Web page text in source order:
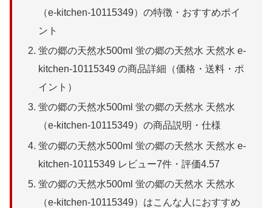
（e-kitchen-10115349）の特徴・おすすめポイ
ント
蛍の郷の天然水500ml 蛍の郷の天然水 天然水 e-
kitchen-10115349 の商品詳細（価格・送料・ポ
イント）
蛍の郷の天然水500ml 蛍の郷の天然水 天然水
（e-kitchen-10115349）の商品説明・仕様
蛍の郷の天然水500ml 蛍の郷の天然水 天然水 e-
kitchen-10115349 レビュー7件・評価4.57
蛍の郷の天然水500ml 蛍の郷の天然水 天然水
（e-kitchen-10115349）はこんな人におすすめ